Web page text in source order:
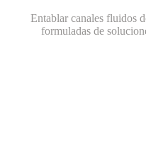
Entablar canales fluidos
formuladas de